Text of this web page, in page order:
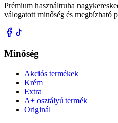
Prémium használtruha
válogatott minőség és megbízható
Minőség
Akciós termékek
Krém
Extra
A+ osztályú termék
Originál